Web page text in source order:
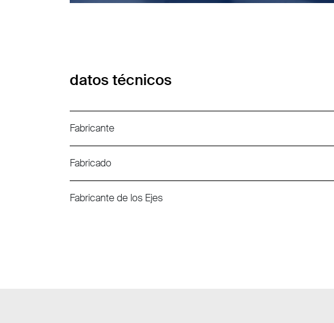
datos técnicos
Fabricante
Fabricado
Fabricante de los Ejes